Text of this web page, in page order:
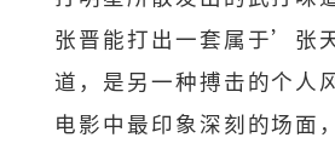
张晋能打出一套属于’张
道，是另一种搏击的个人
电影中最印象深刻的场面